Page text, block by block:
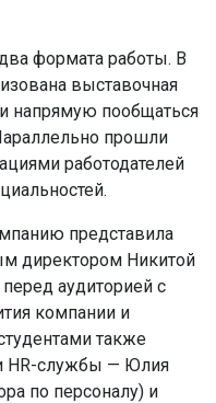
формата работы. В
выставочная
напрямую пообщаться
прошли
работодателей
представила
директором Никитой
аудиторией с
компании и
также
HR-службы — Юлия
по персоналу) и